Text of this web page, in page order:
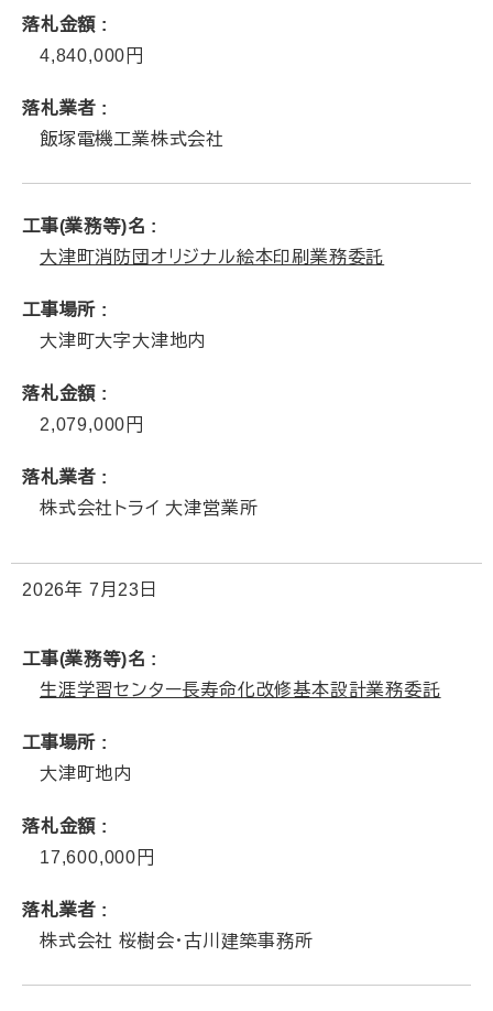
落札金額
4,840,000
落札業者
飯塚電機工業株式会社
工事(業務等)名
大津町消防団オリジナル絵本印刷業務委託
工事場所
大津町大字大津地内
落札金額
2,079,000
落札業者
株式会社トライ 大津営業所
2026年 7月23日
工事(業務等)名
生涯学習センター長寿命化改修基本設計業務委託
工事場所
大津町地内
落札金額
17,600,000
落札業者
株式会社 桜樹会・古川建築事務所